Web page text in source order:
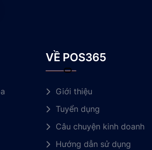
VỀ POS365
Giới thiệu
Tuyển dụng
Câu chuyện kinh doanh
Hướng dẫn sử dụng